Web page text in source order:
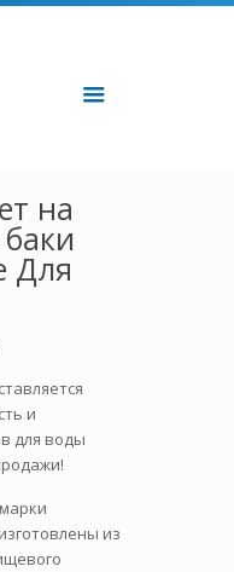
на
Для
и
для воды
из